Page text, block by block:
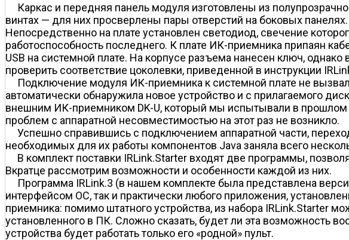
Каркас и передняя панель модуля изготовлены из
винтах — для них просверлены пары отверстий на боковых
Непосредственно на плате установлен светодиод, свечение
работоспособность последнего. К плате ИК-приемника припаян
USB на системной плате. На корпусе разъема нанесен ключ,
проверить соответствие цоколевки, приведенной в инструкции
Подключение модуля ИК-приемника к системной плате не
автоматически обнаружила новое устройство и с прилагаемого
внешним ИК-приемником DK-U, который мы испытывали в прошлом
проблем с аппаратной несовместимостью на этот раз не возникло.
Успешно справившись с подключением аппаратной части,
необходимых для их работы компонентов Java заняла всего
В комплект поставки IRLink.Starter входят две программы,
Вкратце рассмотрим возможности и особенности каждой из них.
Программа IRLink.3 (в нашем комплекте была представлена
интерфейсом ОС, так и практически любого приложения,
приемника: помимо штатного устройства, из набора IRLink.Starter
установленного в ПК. Сложно сказать, будет ли эта возможность
устройства будет работать только его «родной» пульт.